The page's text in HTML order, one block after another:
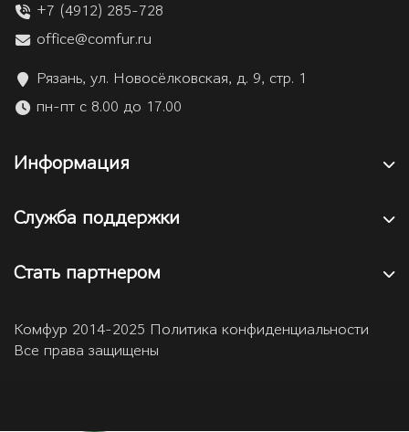
+7 (4912) 285-728
office@comfur.ru
Рязань, ул. Новосёлковская, д. 9, стр. 1
пн-пт с 8.00 до 17.00
Информация
Служба поддержки
Стать партнером
Комфур 2014-2025 Политика конфиденциальности
Все права защищены